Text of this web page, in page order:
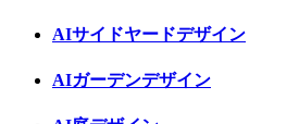
AIサイドヤードデザイン
AIガーデンデザイン